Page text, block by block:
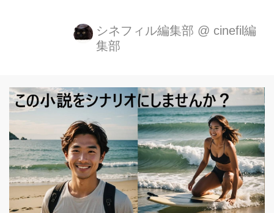
ディペンデント作品賞の5作品にノミ
ネートされました。 他には、ゴッホの
Other Tales』、『The Breadwinner』
そして神山健治監督『ひるね姫 ～知ら
ないワタシの物語～』もノミネートさ
れており日本作品の受賞の期待がかか
っています。 Best Animated Feature-
Independent - 'Coco,' 'The Bread...
シネフィル編集部 @ cinefil編
集部